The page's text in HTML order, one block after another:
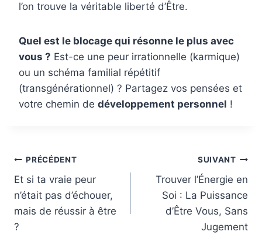
l’on trouve la véritable liberté d’Être.
Quel est le blocage qui résonne le plus avec
vous ? Est-ce une peur irrationnelle (karmique)
ou un schéma familial répétitif
(transgénérationnel) ? Partagez vos pensées et
votre chemin de développement personnel !
Navigation
de
l’article
PRÉCÉDENT
Et si ta vraie peur
n’était pas d’échouer,
mais de réussir à être
?
SUIVANT
Trouver l’Énergie en
Soi : La Puissance
d’Être Vous, Sans
Jugement